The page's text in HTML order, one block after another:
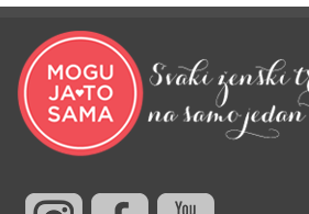
0 dinara, a sve je
danima!
kamilicom koji